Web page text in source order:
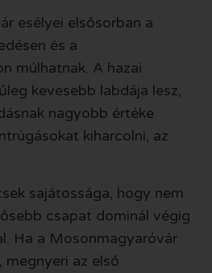
esélyei elsősorban a
és a
múlhatnak. A hazai
kevesebb labdája lesz,
nagyobb értéke
kiharcolni, az
sajátossága, hogy nem
csapat dominál végig
Ha a Mosonmagyaróvár
megnyeri az első